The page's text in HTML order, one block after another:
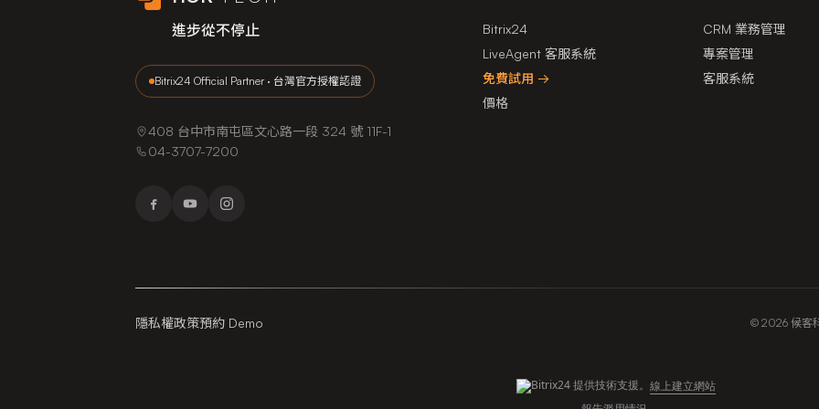
進步從不停止
Bitrix24 Official Partner · 台灣官方授權認證
408 台中市南屯區文心路一段 324 號 11F-1
04-3707-7200
Bitrix24
LiveAgent 客服系統
免費試用 →
價格
CRM 業務管理
專案管理
客服系統
隱私權政策預約 Demo © 2026 候客
提供技術支援。 線上建立網站